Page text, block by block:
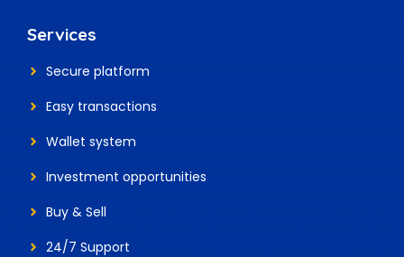
Services
Secure platform
Easy transactions
Wallet system
Investment opportunities
Buy & Sell
24/7 Support